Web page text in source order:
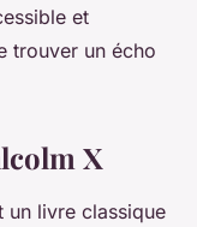
et
trouver un écho
X
un livre classique